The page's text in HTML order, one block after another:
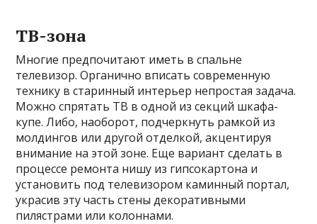
ТВ-зона
Многие предпочитают иметь в спальне
телевизор. Органично вписать современную
технику в старинный интерьер непростая задача.
Можно спрятать ТВ в одной из секций шкафа-
купе. Либо, наоборот, подчеркнуть рамкой из
молдингов или другой отделкой, акцентируя
внимание на этой зоне. Еще вариант сделать в
процессе ремонта нишу из гипсокартона и
установить под телевизором каминный портал,
украсив эту часть стены декоративными
пилястрами или колоннами.